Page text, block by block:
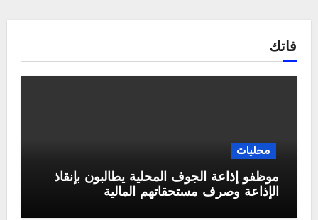
فاتك
محليات
موظفو إذاعة الجوف المحلية يطالبون بإنقاذ
الإذاعة وصرف مستحقاتهم المالية